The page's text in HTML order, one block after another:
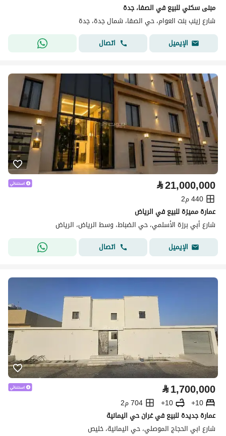
مبنى سكني للبيع في الصفا، جدة
شارع زينب بنت العوام، حي الصفا، شمال جدة، جدة
الإيميل
اتصال
⃁21,000,000
440 م2
عمارة مميزة للبيع في الرياض
شارع أبي برزة الأسلمي، حي الضباط، وسط الرياض، الرياض
الإيميل
اتصال
⃁1,700,000
10+
10+
704 م2
عمارة جديدة للبيع في غران حي اليمانية
شارع ابي الحجاج الموصلي، حي اليمانية، خليص